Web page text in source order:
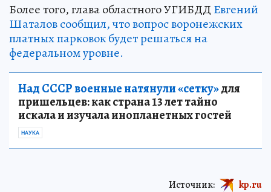
Более того, глава областного УГИБДД Евгений
Шаталов сообщил, что вопрос воронежских
платных парковок будет решаться на
федеральном уровне.
Над СССР военные натянули «сетку»для
пришельцев: как страна 13 лет тайно
искала и изучала инопланетных гостей
НАУКА
Источник: kp.ru